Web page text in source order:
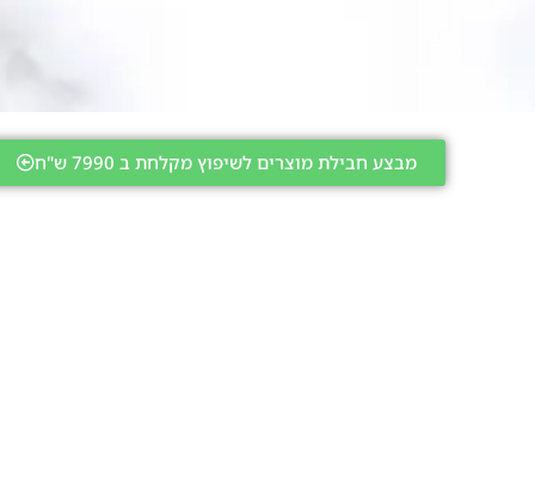
מבצע חבילת מוצרים לשיפוץ מקלחת ב 7990 ש"ח